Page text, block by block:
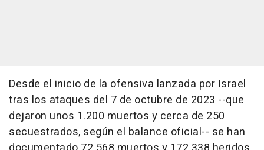
Desde el inicio de la ofensiva lanzada por Israel
tras los ataques del 7 de octubre de 2023 --que
dejaron unos 1.200 muertos y cerca de 250
secuestrados, según el balance oficial-- se han